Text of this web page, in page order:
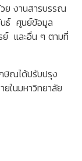
ย งานสารบรรณ
นธ์ ศูนย์ข้อมูล
และอื่น ๆ ตามที่
ษิณได้ปรับปรุง
ยในมหาวิทยาลัย